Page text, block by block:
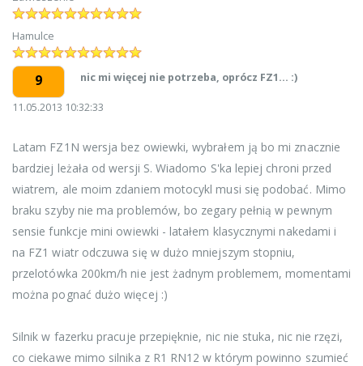
Hamulce
9 nic mi więcej nie potrzeba, oprócz FZ1... :)
11.05.2013 10:32:33
Latam FZ1N wersja bez owiewki, wybrałem ją bo mi znacznie
bardziej leżała od wersji S. Wiadomo S'ka lepiej chroni przed
wiatrem, ale moim zdaniem motocykl musi się podobać. Mimo
braku szyby nie ma problemów, bo zegary pełnią w pewnym
sensie funkcje mini owiewki - latałem klasycznymi nakedami i
na FZ1 wiatr odczuwa się w dużo mniejszym stopniu,
przelotówka 200km/h nie jest żadnym problemem, momentami
można pognać dużo więcej :)
Silnik w fazerku pracuje przepięknie, nic nie stuka, nic nie rzęzi,
co ciekawe mimo silnika z R1 RN12 w którym powinno szumieć